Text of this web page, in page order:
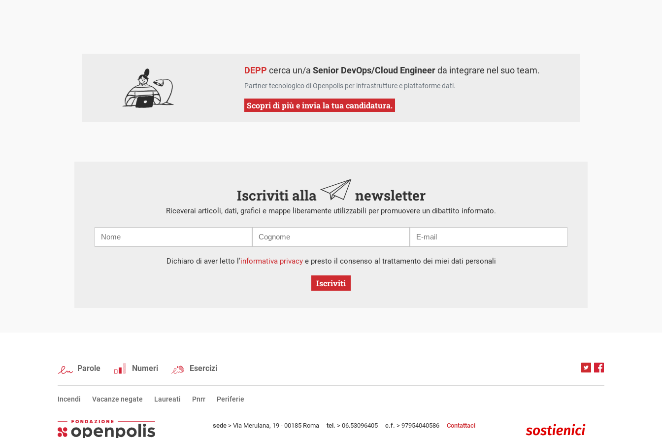
DEPP cerca un/aSenior DevOps/Cloud Engineerda integrare nel suo team.
Partner tecnologico di Openpolis per infrastrutture e piattaforme dati.
Scopri di più e invia la tua candidatura.
Iscriviti alla newsletter
Riceverai articoli, dati, grafici e mappe liberamente utilizzabili per promuovere un dibattito informato.
mail
Dichiaro di aver letto l’informativa privacye presto il consenso al trattamento dei miei dati personali
Iscriviti
Parole Numeri Esercizi
Incendi Vacanze negate Laureati Pnrr Periferie
sede > Via Merulana, 19 - 00185 Roma tel. > 06.53096405 c.f. > 97954040586 Contattaci